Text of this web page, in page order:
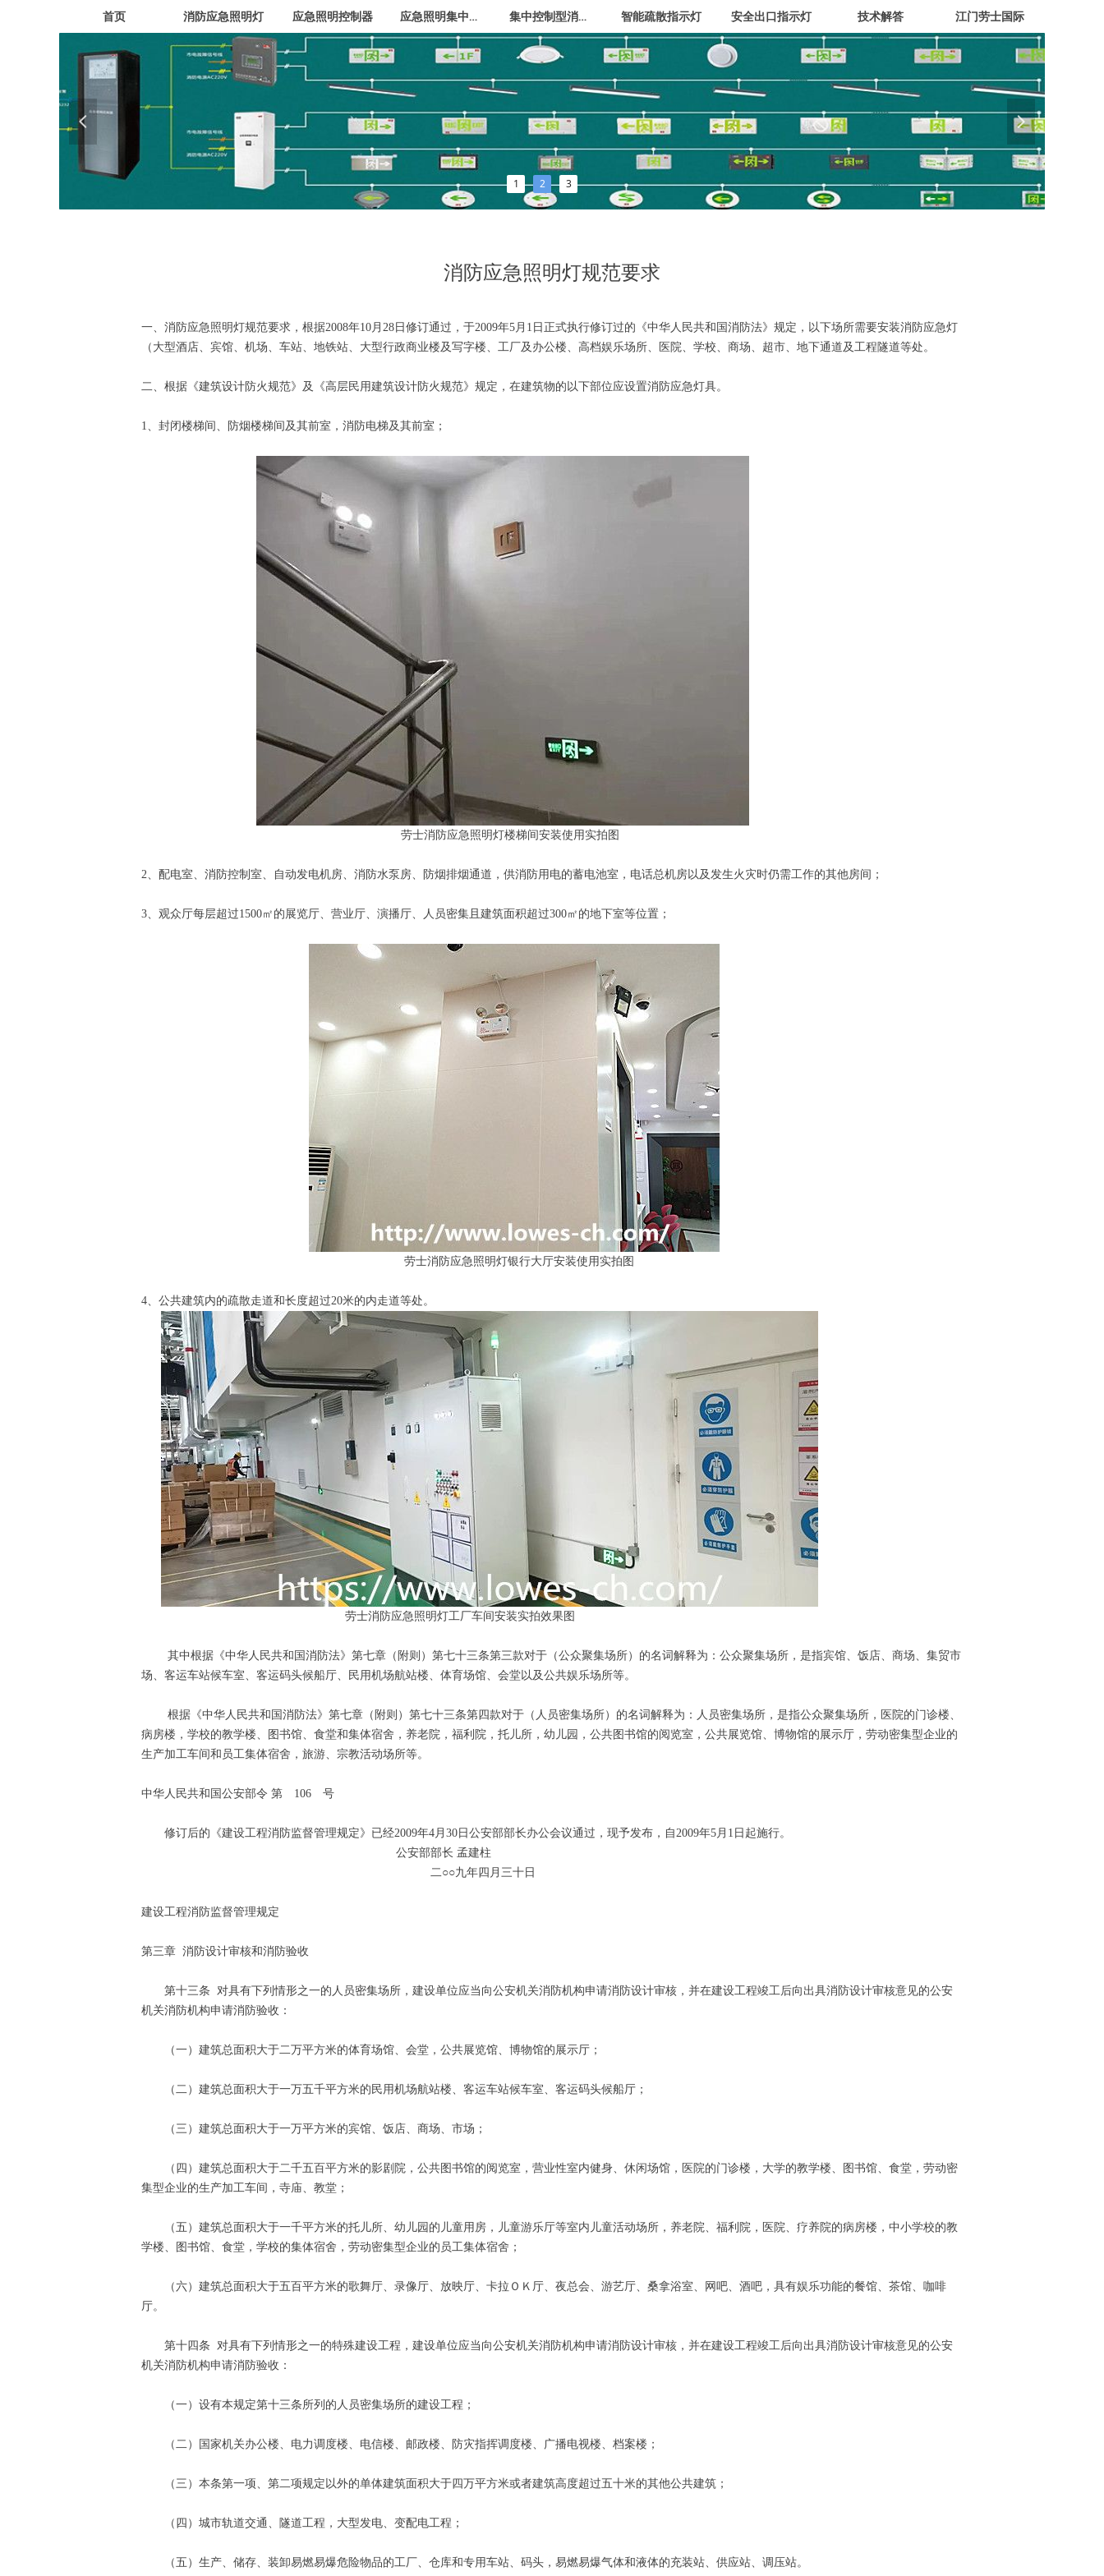
首页 消防应急照明灯 应急照明控制器 应急照明集中电源 集中控制型消防应急照明灯 智能疏散指示灯 安全出口指示灯 技术解答 江门劳士国际
1 2 3
넳 넲
消防应急照明灯规范要求
一、消防应急照明灯规范要求，根据2008年10月28日修订通过，于2009年5月1日正式执行修订过的《中华人民共和国消防法》规定，以下场所需要安装消防应急灯
（大型酒店、宾馆、机场、车站、地铁站、大型行政商业楼及写字楼、工厂及办公楼、高档娱乐场所、医院、学校、商场、超市、地下通道及工程隧道等处。
二、根据《建筑设计防火规范》及《高层民用建筑设计防火规范》规定，在建筑物的以下部位应设置消防应急灯具。
1、封闭楼梯间、防烟楼梯间及其前室，消防电梯及其前室；
劳士消防应急照明灯楼梯间安装使用实拍图
2、配电室、消防控制室、自动发电机房、消防水泵房、防烟排烟通道，供消防用电的蓄电池室，电话总机房以及发生火灾时仍需工作的其他房间；
3、观众厅每层超过1500㎡的展览厅、营业厅、演播厅、人员密集且建筑面积超过300㎡的地下室等位置；
劳士消防应急照明灯银行大厅安装使用实拍图
4、公共建筑内的疏散走道和长度超过20米的内走道等处。
劳士消防应急照明灯工厂车间安装实拍效果图
其中根据《中华人民共和国消防法》第七章（附则）第七十三条第三款对于（公众聚集场所）的名词解释为：公众聚集场所，是指宾馆、饭店、商场、集贸市
场、客运车站候车室、客运码头候船厅、民用机场航站楼、体育场馆、会堂以及公共娱乐场所等。
根据《中华人民共和国消防法》第七章（附则）第七十三条第四款对于（人员密集场所）的名词解释为：人员密集场所，是指公众聚集场所，医院的门诊楼、
病房楼，学校的教学楼、图书馆、食堂和集体宿舍，养老院，福利院，托儿所，幼儿园，公共图书馆的阅览室，公共展览馆、博物馆的展示厅，劳动密集型企业的
生产加工车间和员工集体宿舍，旅游、宗教活动场所等。
中华人民共和国公安部令 第 106 号
修订后的《建设工程消防监督管理规定》已经2009年4月30日公安部部长办公会议通过，现予发布，自2009年5月1日起施行。
公安部部长 孟建柱
二○○九年四月三十日
建设工程消防监督管理规定
第三章 消防设计审核和消防验收
第十三条 对具有下列情形之一的人员密集场所，建设单位应当向公安机关消防机构申请消防设计审核，并在建设工程竣工后向出具消防设计审核意见的公安
机关消防机构申请消防验收：
（一）建筑总面积大于二万平方米的体育场馆、会堂，公共展览馆、博物馆的展示厅；
（二）建筑总面积大于一万五千平方米的民用机场航站楼、客运车站候车室、客运码头候船厅；
（三）建筑总面积大于一万平方米的宾馆、饭店、商场、市场；
（四）建筑总面积大于二千五百平方米的影剧院，公共图书馆的阅览室，营业性室内健身、休闲场馆，医院的门诊楼，大学的教学楼、图书馆、食堂，劳动密
集型企业的生产加工车间，寺庙、教堂；
（五）建筑总面积大于一千平方米的托儿所、幼儿园的儿童用房，儿童游乐厅等室内儿童活动场所，养老院、福利院，医院、疗养院的病房楼，中小学校的教
学楼、图书馆、食堂，学校的集体宿舍，劳动密集型企业的员工集体宿舍；
（六）建筑总面积大于五百平方米的歌舞厅、录像厅、放映厅、卡拉ＯＫ厅、夜总会、游艺厅、桑拿浴室、网吧、酒吧，具有娱乐功能的餐馆、茶馆、咖啡
厅。
第十四条 对具有下列情形之一的特殊建设工程，建设单位应当向公安机关消防机构申请消防设计审核，并在建设工程竣工后向出具消防设计审核意见的公安
机关消防机构申请消防验收：
（一）设有本规定第十三条所列的人员密集场所的建设工程；
（二）国家机关办公楼、电力调度楼、电信楼、邮政楼、防灾指挥调度楼、广播电视楼、档案楼；
（三）本条第一项、第二项规定以外的单体建筑面积大于四万平方米或者建筑高度超过五十米的其他公共建筑；
（四）城市轨道交通、隧道工程，大型发电、变配电工程；
（五）生产、储存、装卸易燃易爆危险物品的工厂、仓库和专用车站、码头，易燃易爆气体和液体的充装站、供应站、调压站。